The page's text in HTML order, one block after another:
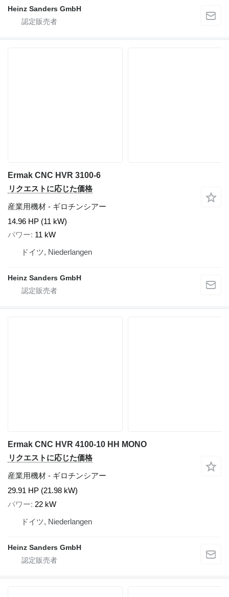
Heinz Sanders GmbH
Ermak CNC HVR 3100-6
リクエストに応じた価格
産業用機材 - ギロチンシアー
14.96 HP (11 kW)
パワー 11 kW
ドイツ, Niederlangen
Heinz Sanders GmbH
Ermak CNC HVR 4100-10 HH MONO
リクエストに応じた価格
産業用機材 - ギロチンシアー
29.91 HP (21.98 kW)
パワー 22 kW
ドイツ, Niederlangen
Heinz Sanders GmbH